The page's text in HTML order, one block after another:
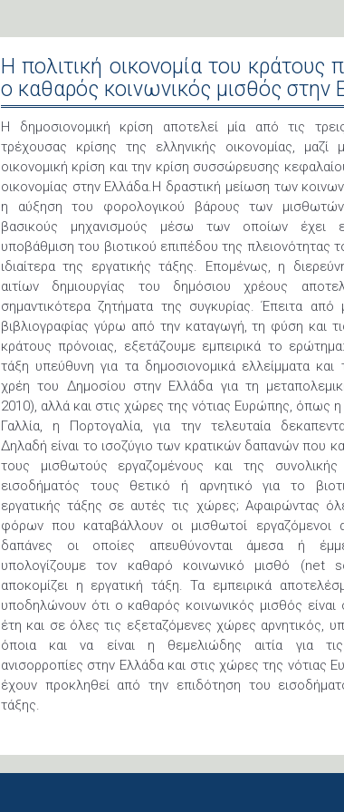
Η πολιτική οικονομία του κράτους
ο καθαρός κοινωνικός μισθός στην
Η δημοσιονομική κρίση αποτελεί μία από τις
τρέχουσας κρίσης της ελληνικής οικονομίας, μαζί
οικονομική κρίση και την κρίση συσσώρευσης
οικονομίας στην Ελλάδα.H δραστική μείωση των
η αύξηση του φορολογικού βάρους των
βασικούς μηχανισμούς μέσω των οποίων έχει
υποβάθμιση του βιοτικού επιπέδου της πλειονότητας
ιδιαίτερα της εργατικής τάξης. Επομένως, η
αιτίων δημιουργίας του δημόσιου χρέους
σημαντικότερα ζητήματα της συγκυρίας. Έπειτα από
βιβλιογραφίας γύρω από την καταγωγή, τη φύση και
κράτους πρόνοιας, εξετάζουμε εμπειρικά το
τάξη υπεύθυνη για τα δημοσιονομικά ελλείμματα
χρέη του Δημοσίου στην Ελλάδα για τη
2010), αλλά και στις χώρες της νότιας Ευρώπης, όπως η
Γαλλία, η Πορτογαλία, για την τελευταία
Δηλαδή είναι το ισοζύγιο των κρατικών δαπανών που
τους μισθωτούς εργαζομένους και της
εισοδήματός τους θετικό ή αρνητικό για το
εργατικής τάξης σε αυτές τις χώρες; Αφαιρώντας
φόρων που καταβάλλουν οι μισθωτοί εργαζόμενοι
δαπάνες οι οποίες απευθύνονται άμεσα ή
υπολογίζουμε τον καθαρό κοινωνικό μισθό (net
αποκομίζει η εργατική τάξη. Τα εμπειρικά
υποδηλώνουν ότι ο καθαρός κοινωνικός μισθός
έτη και σε όλες τις εξεταζόμενες χώρες αρνητικός,
όποια και να είναι η θεμελιώδης αιτία για τις
ανισορροπίες στην Ελλάδα και στις χώρες της νότιας
έχουν προκληθεί από την επιδότηση του
τάξης.